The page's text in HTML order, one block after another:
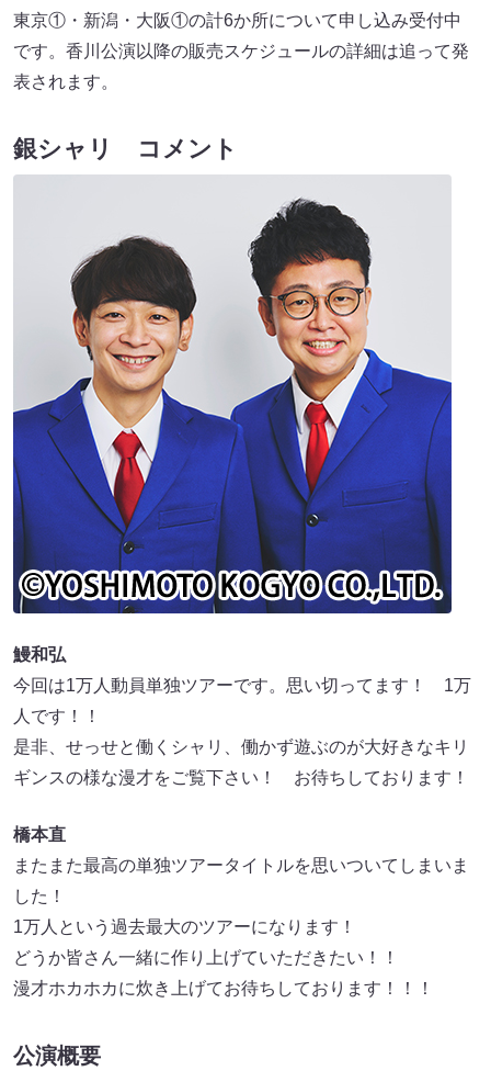
東京①・新潟・大阪①の計6か所について申し込み受付中
です。香川公演以降の販売スケジュールの詳細は追って発
表されます。
銀シャリ コメント
鰻和弘
今回は1万人動員単独ツアーです。思い切ってます！ 1万
人です！！
是非、せっせと働くシャリ、働かず遊ぶのが大好きなキリ
ギンスの様な漫才をご覧下さい！ お待ちしております！
橋本直
またまた最高の単独ツアータイトルを思いついてしまいま
した！
1万人という過去最大のツアーになります！
どうか皆さん一緒に作り上げていただきたい！！
漫才ホカホカに炊き上げてお待ちしております！！！
公演概要